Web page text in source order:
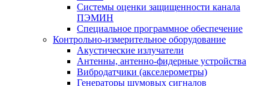
Системы оценки защищенности канала
ПЭМИН
Специальное программное обеспечение
Контрольно-измерительное оборудование
Акустические излучатели
Антенны, антенно-фидерные устройства
Вибродатчики (акселерометры)
Генераторы шумовых сигналов